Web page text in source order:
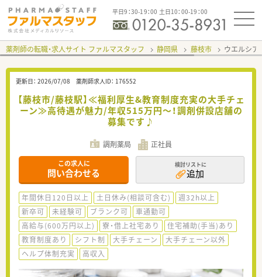
平日9：30-19：00 土日10：00-19：00
薬剤師の転職・求人サイト ファルマスタッフ 静岡県 藤枝市 ウエルシア
更新日： 2026/07/08 薬剤師求人ID： 176552
【藤枝市/藤枝駅】≪福利厚生&教育制度充実の大手チェ
ーン≫高待遇が魅力/年収515万円～！調剤併設店舗の
募集です♪
調剤薬局 正社員
この求人に
問い合わせる
検討リストに
追加
年間休日120日以上 土日休み(相談可含む)
週32h以上
新卒可
未経験可 ブランク可
車通勤可
高給与(600万円以上)
寮・借上社宅あり
住宅補助(手当)あり
教育制度あり
シフト制 大手チェーン
大手チェーン以外
ヘルプ体制充実
高収入